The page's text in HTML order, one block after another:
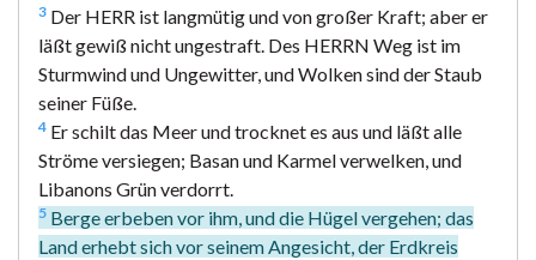
3 Der HERR ist langmütig und von großer Kraft; aber er
läßt gewiß nicht ungestraft. Des HERRN Weg ist im
Sturmwind und Ungewitter, und Wolken sind der Staub
seiner Füße.
4 Er schilt das Meer und trocknet es aus und läßt alle
Ströme versiegen; Basan und Karmel verwelken, und
Libanons Grün verdorrt.
5 Berge erbeben vor ihm, und die Hügel vergehen; das
Land erhebt sich vor seinem Angesicht, der Erdkreis